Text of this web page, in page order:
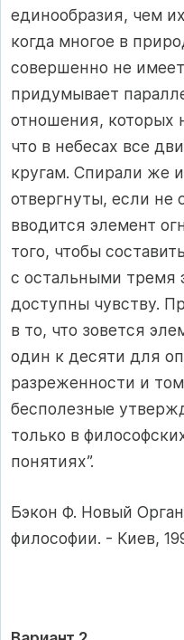
единообразия, чем
когда многое в
совершенно не
придумывает
отношения, которых
что в небесах все
кругам. Спирали же
отвергнуты, если не
вводится элемент
того, чтобы
с остальными тремя
доступны чувству.
в то, что зовется
один к десяти для
разреженности и
бесполезные
только в
понятиях”.
Бэкон Ф. Новый
философии. - Киев,